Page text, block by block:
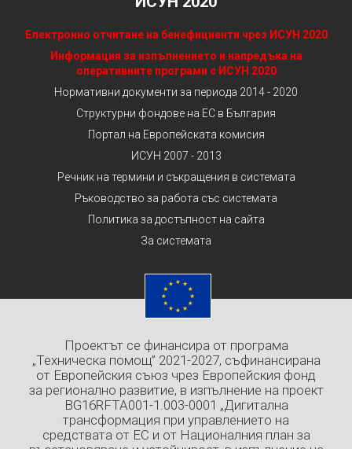
Електронно отчитане на бенефициенти чрез ИСУН 2020
Информация за изпълнението и напредъка на
оперативните програми с ИСУН 2020
Нормативни документи за периода 2014 - 2020
Структурни фондове на ЕС в България
Портал на Европейската комисия
ИСУН 2007 - 2013
Речник на термини и съкращения в системата
Ръководство за работа със системата
Политика за достъпност на сайта
За системата
Проектът се финансира от програма
„Техническа помощ” 2021-2027, съфинансирана
от Европейския съюз чрез Европейския фонд
за регионално развитие, в изпълнение на проект
BG16RFTA001-1.003-0001 „Дигитална
трансформация при управлението на
средствата от ЕС и от Националния план за